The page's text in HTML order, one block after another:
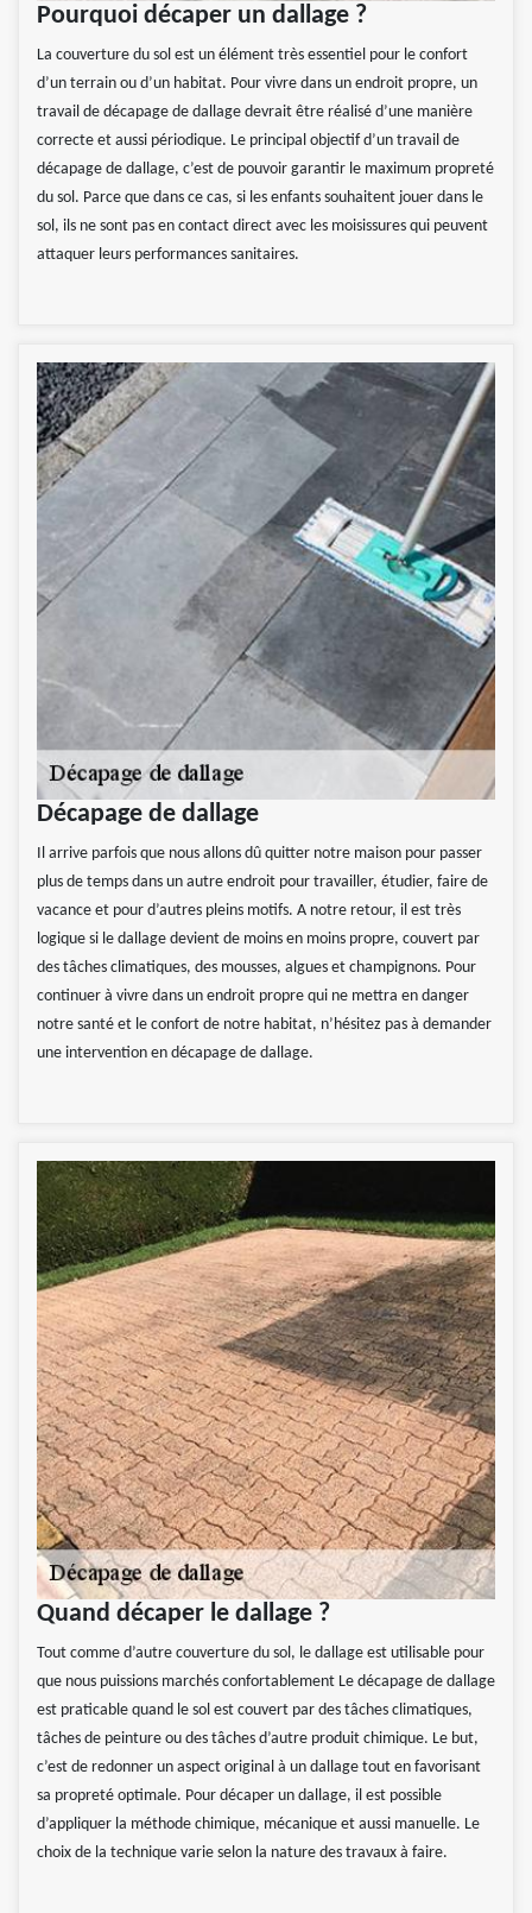
Pourquoi décaper un dallage ?
La couverture du sol est un élément très essentiel pour le confort
d’un terrain ou d’un habitat. Pour vivre dans un endroit propre, un
travail de décapage de dallage devrait être réalisé d’une manière
correcte et aussi périodique. Le principal objectif d’un travail de
décapage de dallage, c’est de pouvoir garantir le maximum propreté
du sol. Parce que dans ce cas, si les enfants souhaitent jouer dans le
sol, ils ne sont pas en contact direct avec les moisissures qui peuvent
attaquer leurs performances sanitaires.
Décapage de dallage
Il arrive parfois que nous allons dû quitter notre maison pour passer
plus de temps dans un autre endroit pour travailler, étudier, faire de
vacance et pour d’autres pleins motifs. A notre retour, il est très
logique si le dallage devient de moins en moins propre, couvert par
des tâches climatiques, des mousses, algues et champignons. Pour
continuer à vivre dans un endroit propre qui ne mettra en danger
notre santé et le confort de notre habitat, n’hésitez pas à demander
une intervention en décapage de dallage.
Quand décaper le dallage ?
Tout comme d’autre couverture du sol, le dallage est utilisable pour
que nous puissions marchés confortablement Le décapage de dallage
est praticable quand le sol est couvert par des tâches climatiques,
tâches de peinture ou des tâches d’autre produit chimique. Le but,
c’est de redonner un aspect original à un dallage tout en favorisant
sa propreté optimale. Pour décaper un dallage, il est possible
d’appliquer la méthode chimique, mécanique et aussi manuelle. Le
choix de la technique varie selon la nature des travaux à faire.